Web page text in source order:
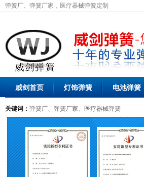
弹簧厂、弹簧厂家，医疗器械弹簧定制
威剑首页 灯饰弹簧 电池弹簧
关键词： 弹簧厂、弹簧厂家、医疗器械弹簧